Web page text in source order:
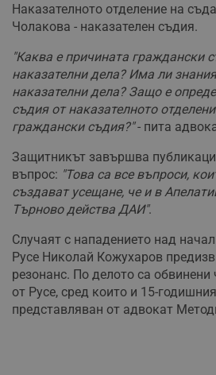
Наказателното отделение на
Чолакова - наказателен съдия.
"Каква е причината граждански
наказателни дела? Има ли
наказателни дела? Защо е
съдия от наказателното
граждански съдия?"- пита
Защитникът завършва
въпрос: "Това са все въпроси,
създават усещане, че и в
Търново действа ДАИ".
Случаят с нападението над
Русе Николай Кожухаров
резонанс. По делото са
от Русе, сред които и 15-
представляван от адвокат